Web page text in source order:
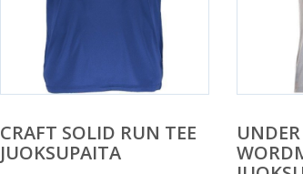
CRAFT SOLID RUN TEE
JUOKSUPAITA